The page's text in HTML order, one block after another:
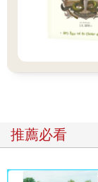
推薦必看